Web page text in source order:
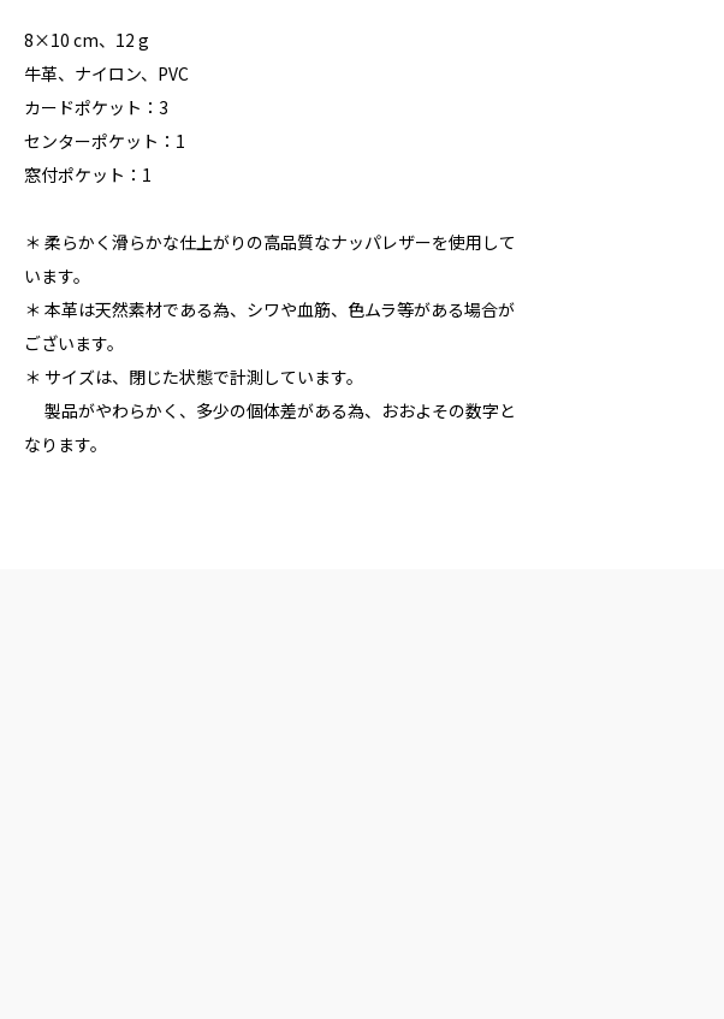
8×10 cm、12 g
牛革、ナイロン、PVC
カードポケット：3
センターポケット：1
窓付ポケット：1
＊ 柔らかく滑らかな仕上がりの高品質なナッパレザーを使用して
います。
＊ 本革は天然素材である為、シワや血筋、色ムラ等がある場合が
ございます。
＊ サイズは、閉じた状態で計測しています。
製品がやわらかく、多少の個体差がある為、おおよその数字と
なります。